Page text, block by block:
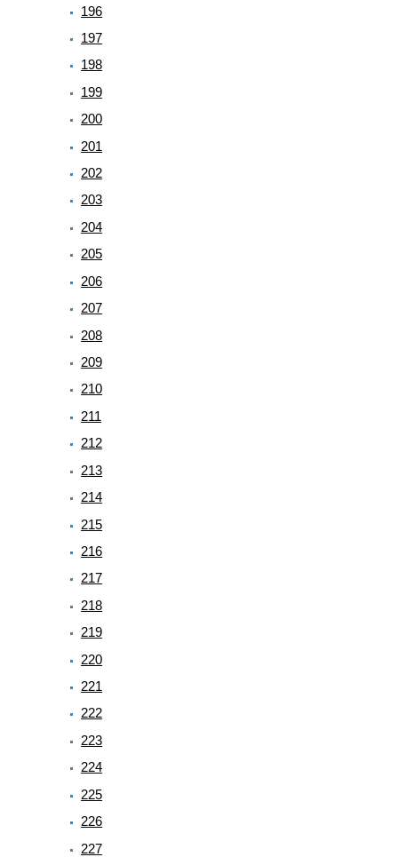
196
197
198
199
200
201
202
203
204
205
206
207
208
209
210
211
212
213
214
215
216
217
218
219
220
221
222
223
224
225
226
227